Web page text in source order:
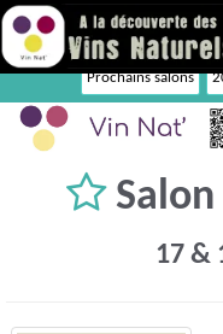
Prochains salons
17 &